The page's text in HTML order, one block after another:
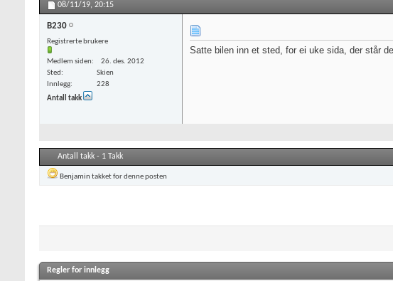
08/11/19, 20:15
B230
Registrerte brukere
Medlem siden
26. des. 2012
Sted
Skien
Innlegg
228
Antall takk
Satte bilen inn et sted, for ei uke sida, der står
Antall takk - 1 Takk
Benjamin takket for denne posten
Regler for innlegg